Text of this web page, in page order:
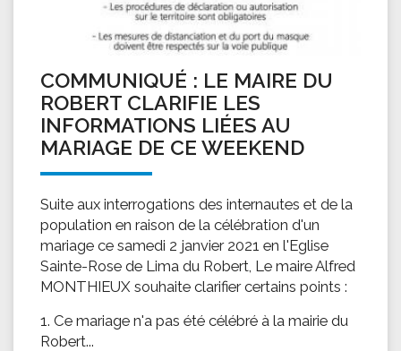
COMMUNIQUÉ : LE MAIRE DU
ROBERT CLARIFIE LES
INFORMATIONS LIÉES AU
MARIAGE DE CE WEEKEND
Suite aux interrogations des internautes et de la
population en raison de la célébration d'un
mariage ce samedi 2 janvier 2021 en l'Eglise
Sainte-Rose de Lima du Robert, Le maire Alfred
MONTHIEUX souhaite clarifier certains points :
1. Ce mariage n'a pas été célébré à la mairie du
Robert...